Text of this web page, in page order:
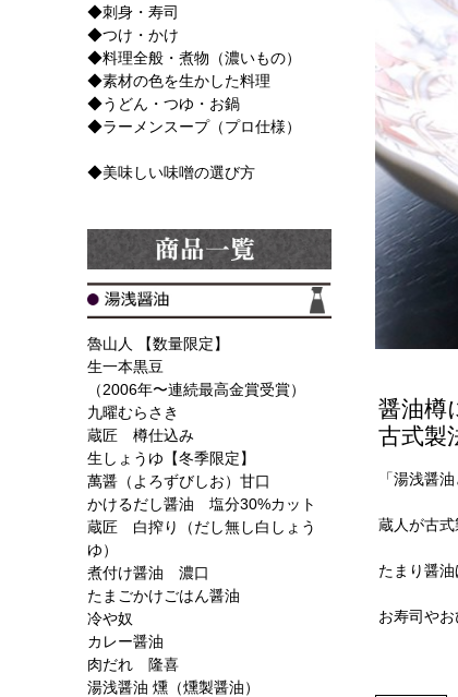
◆刺身・寿司
◆つけ・かけ
◆料理全般・煮物（濃いもの）
◆素材の色を生かした料理
◆うどん・つゆ・お鍋
◆ラーメンスープ（プロ仕様）
◆美味しい味噌の選び方
魯山人 【数量限定】
生一本黒豆
（2006年〜連続最高金賞受賞）
九曜むらさき
蔵匠 樽仕込み
生しょうゆ【冬季限定】
萬醤（よろずびしお）甘口
かけるだし醤油 塩分30%カット
蔵匠 白搾り（だし無し白しょう
ゆ）
煮付け醤油 濃口
たまごかけごはん醤油
冷や奴
カレー醤油
肉だれ 隆喜
湯浅醤油 燻（燻製醤油）
醤油樽
古式製
「湯浅醤
蔵人が古式
たまり醤
お寿司や